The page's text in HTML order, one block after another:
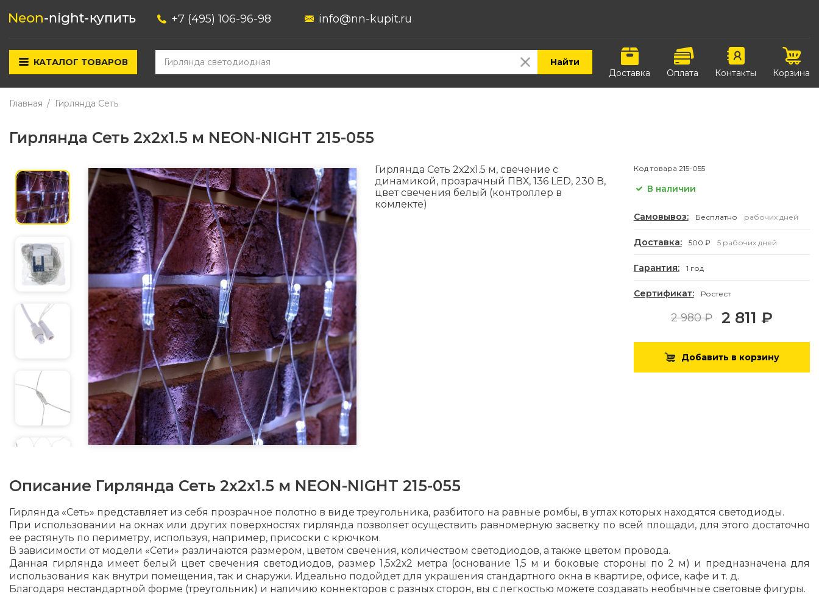
+7 (495) 106-96-98 info@nn-kupit.ru
КАТАЛОГ ТОВАРОВ
Найти
Доставка
Оплата Контакты Корзина
Главная Гирлянда Сеть
Гирлянда Сеть 2х2х1.5 м NEON-NIGHT 215-055
Гирлянда Сеть 2х2х1.5 м, свечение с
динамикой, прозрачный ПВХ, 136 LED, 230 В,
цвет свечения белый (контроллер в
комлекте)
Код товара 215-055
В наличии
Самовывоз: Бесплатно рабочих дней
Доставка: 500 ₽ 5 рабочих дней
Гарантия: 1 год
Сертификат: Ростест
2 980 ₽ 2 811 ₽
Добавить в корзину
Описание Гирлянда Сеть 2х2х1.5 м NEON-NIGHT 215-055
Гирлянда «Сеть» представляет из себя прозрачное полотно в виде треугольника, разбитого на равные ромбы, в углах которых находятся светодиоды.
При использовании на окнах или других поверхностях гирлянда позволяет осуществить равномерную засветку по всей площади, для этого достаточно
ее растянуть по периметру, используя, например, присоски с крючком.
В зависимости от модели «Сети» различаются размером, цветом свечения, количеством светодиодов, а также цветом провода.
Данная гирлянда имеет белый цвет свечения светодиодов, размер 1,5х2х2 метра (основание 1,5 м и боковые стороны по 2 м) и предназначена для
использования как внутри помещения, так и снаружи. Идеально подойдет для украшения стандартного окна в квартире, офисе, кафе и т. д.
Благодаря нестандартной форме (треугольник) и наличию коннекторов с разных сторон, вы с легкостью можете создавать необычные световые фигуры.